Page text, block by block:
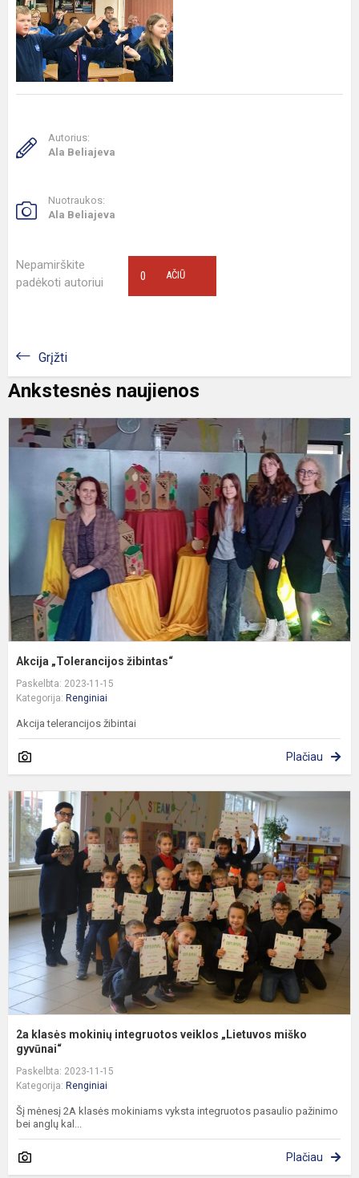
Autorius:
Ala Beliajeva
Nuotraukos:
Ala Beliajeva
Nepamirškite
padėkoti autoriui
AČIŪ
0
Grįžti
Ankstesnės naujienos
Akcija „Tolerancijos žibintas“
Paskelbta: 2023-11-15
Kategorija: Renginiai
Akcija telerancijos žibintai
Plačiau
2a klasės mokinių integruotos veiklos „Lietuvos miško
gyvūnai“
Paskelbta: 2023-11-15
Kategorija: Renginiai
Šį mėnesį 2A klasės mokiniams vyksta integruotos pasaulio pažinimo
bei anglų kal...
Plačiau